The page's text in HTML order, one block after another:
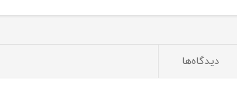
دیدگاه‌ها